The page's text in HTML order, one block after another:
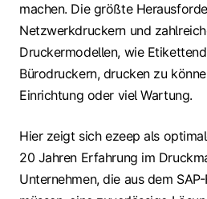
machen. Die größte
Netzwerkdruckern und
Druckermodellen, wie
Bürodruckern, drucken zu
Einrichtung oder viel Wartung.
Hier zeigt sich ezeep als
20 Jahren Erfahrung im
Unternehmen, die aus dem